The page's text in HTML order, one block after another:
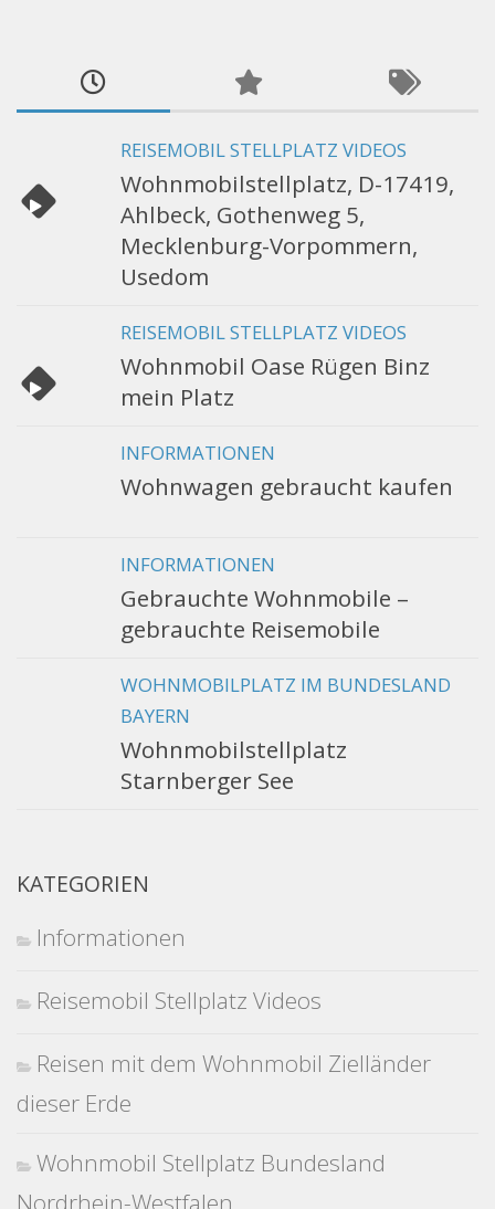
REISEMOBIL STELLPLATZ VIDEOS
Wohnmobilstellplatz, D-17419,
Ahlbeck, Gothenweg 5,
Mecklenburg-Vorpommern,
Usedom
REISEMOBIL STELLPLATZ VIDEOS
Wohnmobil Oase Rügen Binz
mein Platz
INFORMATIONEN
Wohnwagen gebraucht kaufen
INFORMATIONEN
Gebrauchte Wohnmobile –
gebrauchte Reisemobile
WOHNMOBILPLATZ IM BUNDESLAND
BAYERN
Wohnmobilstellplatz
Starnberger See
KATEGORIEN
Informationen
Reisemobil Stellplatz Videos
Reisen mit dem Wohnmobil Zielländer
dieser Erde
Wohnmobil Stellplatz Bundesland
Nordrhein-Westfalen